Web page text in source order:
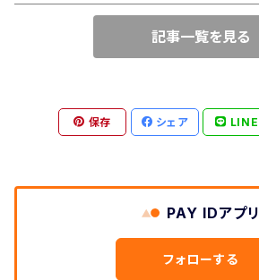
記事一覧を見る
保存 シェア LINE
PAY IDアプリ
フォローする